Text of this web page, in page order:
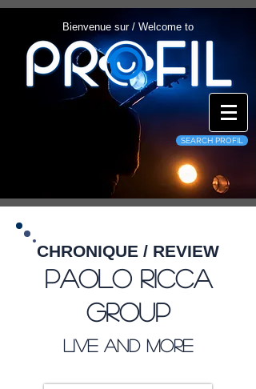
Bienvenue sur / Welcome to
SEARCH PROFIL
CHRONIQUE / REVIEW
Paolo Ricca
Group
Live And More